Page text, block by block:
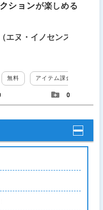
ションが楽しめる
エヌ・イノセンス）
無料 アイテム課金
0